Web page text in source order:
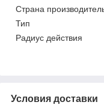
Страна
Тип
Радиус действия
Условия доставки